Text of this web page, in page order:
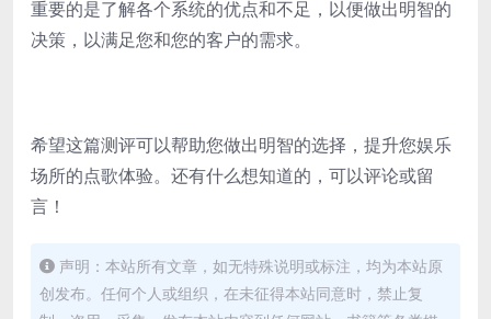
重要的是了解各个系统的优点和不足，以便做出明智的
决策，以满足您和您的客户的需求。
希望这篇测评可以帮助您做出明智的选择，提升您娱乐
场所的点歌体验。还有什么想知道的，可以评论或留
言！
声明：本站所有文章，如无特殊说明或标注，均为本站原
创发布。任何个人或组织，在未征得本站同意时，禁止复